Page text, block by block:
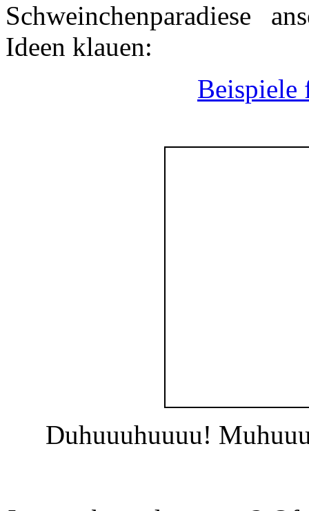
Schweinchenparadiese
Ideen klauen:
Beispiele
Duhuuuhuuuu!